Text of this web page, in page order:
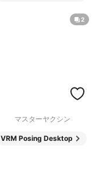
2
マスターヤクシン
VRM Posing Desktop